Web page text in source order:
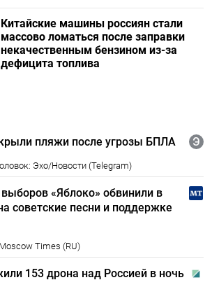
Китайские машины россиян стали
массово ломаться после заправки
некачественным бензином из-за
дефицита топлива